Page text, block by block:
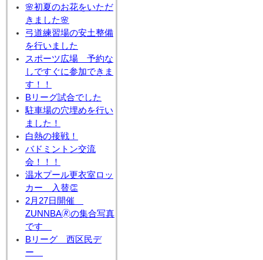
🌸初夏のお花をいただ
きました🌸
弓道練習場の安土整備
を行いました
スポーツ広場 予約な
しですぐに参加できま
す！！
Bリーグ試合でした
駐車場の穴埋めを行い
ました！
白熱の接戦！
バドミントン交流
会！！！
温水プール更衣室ロッ
カー 入替👏
2月27日開催
ZUNNBA🄬の集合写真
です
Bリーグ 西区民デ
ー